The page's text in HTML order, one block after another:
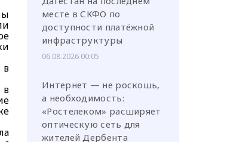
в
в
месте в СКФО по
доступности платёжной
инфраструктуры
06.08.2026 00:05
Интернет — не роскошь,
а необходимость:
«Ростелеком» расширяет
оптическую сеть для
жителей Дербента